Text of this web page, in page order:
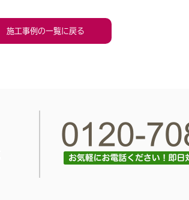
施工事例の一覧に戻る